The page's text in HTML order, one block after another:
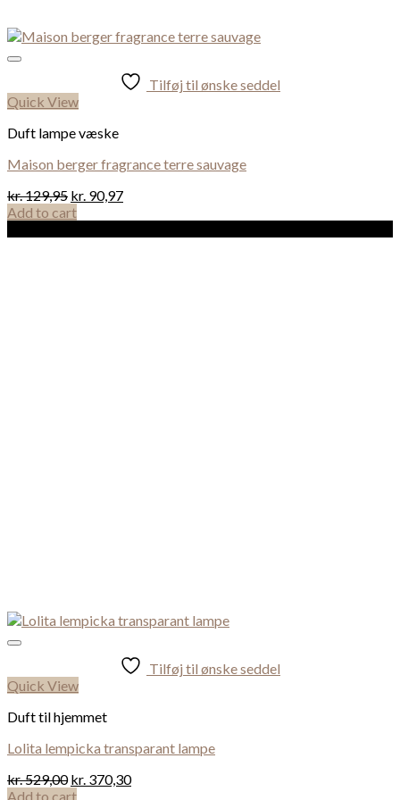
Tilføj til ønske seddel
Quick View
Duft lampe væske
Maison berger fragrance terre sauvage
kr.129,95 kr. 90,97
Add to cart
Tilføj til ønske seddel
Quick View
Duft til hjemmet
Lolita lempicka transparant lampe
kr.529,00 kr. 370,30
Add to cart